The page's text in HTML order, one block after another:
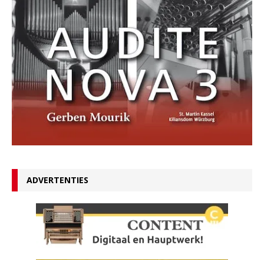
ADVERTENTIES